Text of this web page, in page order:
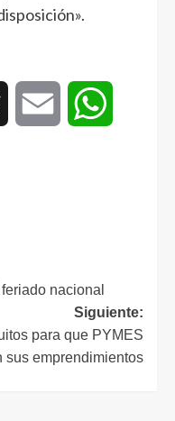
Threads Email
nacional
Siguiente:
para que PYMES
emprendimientos